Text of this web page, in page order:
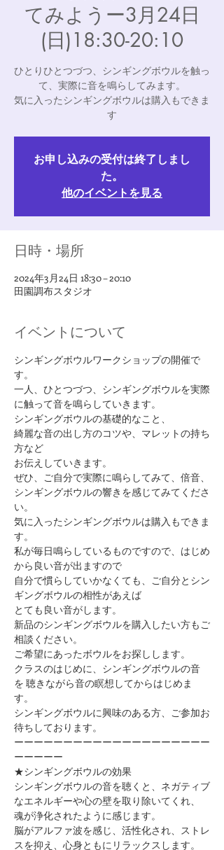
てみようー3月24日
(日)18:30-20:10
ひとりひとつづつ、シンギングボウルを触っ
て、実際に音を鳴らしてみます。
気に入ったシンギングボウルは購入もできま
す
お申し込みの受付は終了しまし
た。
他のイベントを見る
日時・場所
2024年3月24日 18:30 – 20:10
田園調布スタジオ
イベントについて
シンギングボウルワークショップの開催で
す。
一人、ひとつづつ、シンギングボウルを実際
に触って音を鳴らしていきます。
シンギングボウルの基礎的なこと、
綺麗な音の出し方のコツや、マレットの持ち
方など
お伝えしていきます。
ぜひ、ご自分で実際に鳴らしてみて、倍音、
シンギングボウルの響きを感じてみてくださ
い。
気に入ったシンギングボウルは購入もできま
す。
私が毎日鳴らしているものですので、はじめ
から良い音が出ますので
自分で慣らしていかなくても、ご自分とシン
ギングボウルの相性があえば
とても良い音がします。
新品のシンギングボウルを購入したい方もご
相談ください。
ご希望にあったボウルをお探しします。
クラスのはじめに、シンギングボウルの音
を ​聴きながら音の瞑想してからはじめま
す。
シンギングボウルに興味のある方、ご参加お
待ちしております。
ーーーーーーーーーーーーーーーーーーーー
ーーーーー
★シンギングボウルの効果
シンギングボウルの音を聴くと、ネガティブ
なエネルギーや心の壁を取り除いてくれ、
魂が浄化されたように感じます。
脳がアルファ波を感じ、活性化され、ストレ
スを抑え、心身ともにリラックスします。